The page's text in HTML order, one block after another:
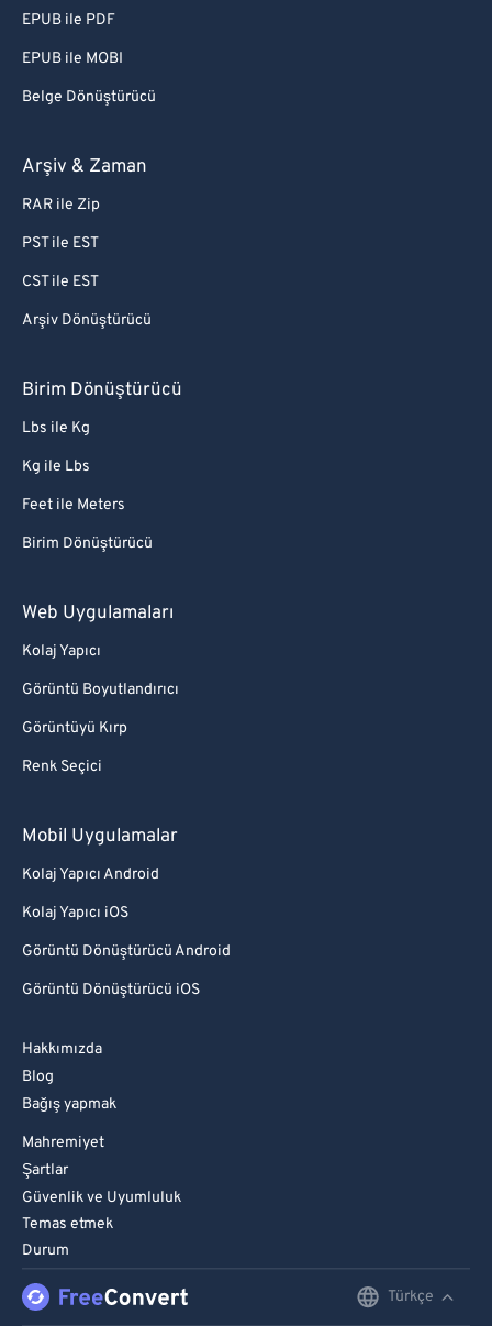
EPUB ile PDF
EPUB ile MOBI
Belge Dönüştürücü
Arşiv & Zaman
RAR ile Zip
PST ile EST
CST ile EST
Arşiv Dönüştürücü
Birim Dönüştürücü
Lbs ile Kg
Kg ile Lbs
Feet ile Meters
Birim Dönüştürücü
Web Uygulamaları
Kolaj Yapıcı
Görüntü Boyutlandırıcı
Görüntüyü Kırp
Renk Seçici
Mobil Uygulamalar
Kolaj Yapıcı Android
Kolaj Yapıcı iOS
Görüntü Dönüştürücü Android
Görüntü Dönüştürücü iOS
Hakkımızda
Blog
Bağış yapmak
Mahremiyet
Şartlar
Güvenlik ve Uyumluluk
Temas etmek
Durum
Türkçe